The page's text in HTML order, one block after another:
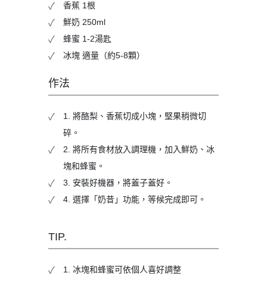
香蕉 1根
鮮奶 250ml
蜂蜜 1-2湯匙
冰塊 適量（約5-8顆）
作法
1. 將酪梨、香蕉切成小塊，堅果稍微切
碎。
2. 將所有食材放入調理機，加入鮮奶、冰
塊和蜂蜜。
3. 安裝好機器，將蓋子蓋好。
4. 選擇「奶昔」功能，等候完成即可。
TIP.
1. 冰塊和蜂蜜可依個人喜好調整